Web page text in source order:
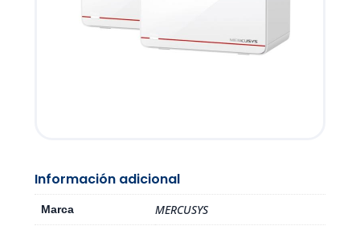
Información adicional
Marca MERCUSYS